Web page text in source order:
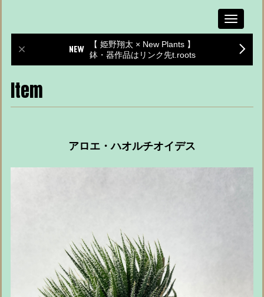
Toggle
【 姫野翔太 × New Plants 】
鉢・器作品はリンク先t.roots
Item
アロエ・ハオルチオイデス